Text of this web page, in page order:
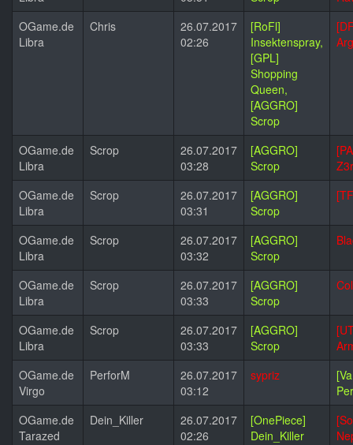
OGame.de
Libra
Chris
26.07.2017
02:26
[RoFl]
Insektenspray,
[GPL]
Shopping
Queen,
[AGGRO]
Scrop
OGame.de
Libra
Scrop
26.07.2017
03:28
[AGGRO]
Scrop
OGame.de
Libra
Scrop
26.07.2017
03:31
[AGGRO]
Scrop
OGame.de
Libra
Scrop
26.07.2017
03:32
[AGGRO]
Scrop
OGame.de
Libra
Scrop
26.07.2017
03:33
[AGGRO]
Scrop
OGame.de
Libra
Scrop
26.07.2017
03:33
[AGGRO]
Scrop
OGame.de
Virgo
PerforM
26.07.2017
03:12
sypriz
OGame.de
Tarazed
Dein_Killer
26.07.2017
02:26
[OnePiece]
Dein_Killer